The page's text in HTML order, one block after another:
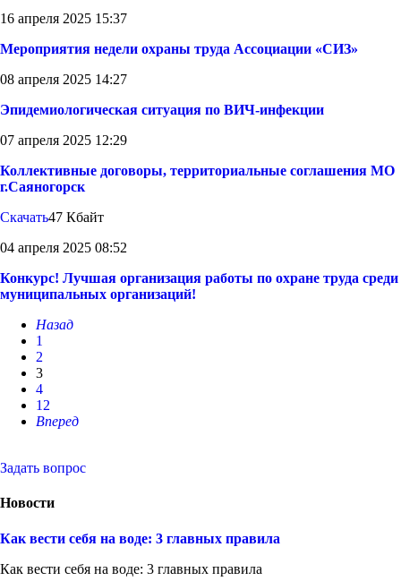
16 апреля 2025 15:37
Мероприятия недели охраны труда Ассоциации «СИЗ»
08 апреля 2025 14:27
Эпидемиологическая ситуация по ВИЧ-инфекции
07 апреля 2025 12:29
Коллективные договоры, территориальные соглашения МО
г.Саяногорск
Скачать47 Кбайт
04 апреля 2025 08:52
Конкурс! Лучшая организация работы по охране труда среди
муниципальных организаций!
Назад
1
2
3
4
12
Вперед
Задать вопрос
Новости
Как вести себя на воде: 3 главных правила
Как вести себя на воде: 3 главных правила